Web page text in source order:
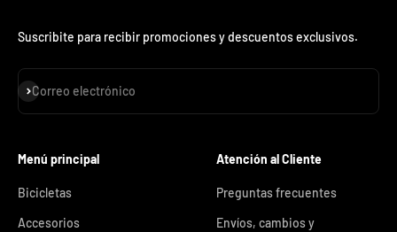
Suscribite para recibir promociones y descuentos exclusivos.
Correo electrónico
Suscribirse
Menú principal
Bicicletas
Accesorios
Atención al Cliente
Preguntas frecuentes
Envíos, cambios y